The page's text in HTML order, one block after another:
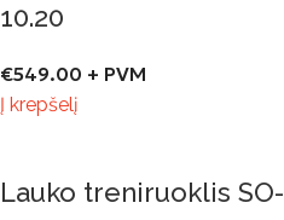
10.20
€549.00 + PVM
Į krepšelį
Lauko treniruoklis SO-